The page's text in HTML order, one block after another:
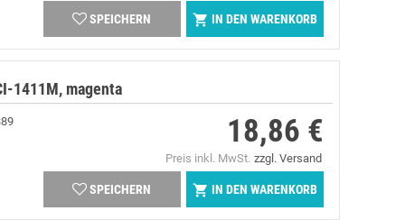
SPEICHERN  IN DEN WARENKORB
1411M, magenta
18,86 €
Preis inkl. MwSt. zzgl. Versand
SPEICHERN  IN DEN WARENKORB